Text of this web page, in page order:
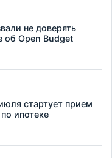
не доверять
об Open Budget
стартует прием
ипотеке